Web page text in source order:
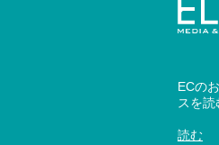
ECの
スを読
読む